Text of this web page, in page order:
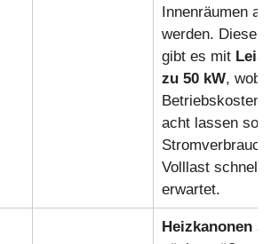
Innenräumen
werden. Diese
gibt es mit
zu 50 kW,
Betriebskosten
acht lassen
Volllast schnell
erwartet.
Heizkanonen